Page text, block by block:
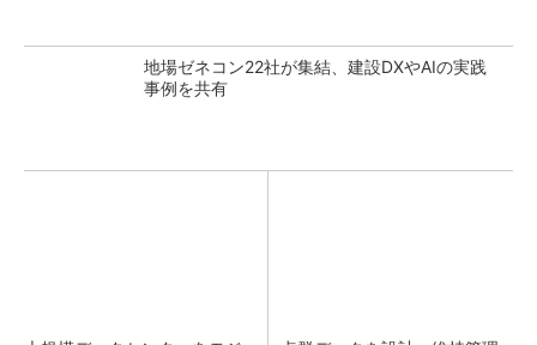
地場ゼネコン22社が集結、建設DXやAIの実践
事例を共有